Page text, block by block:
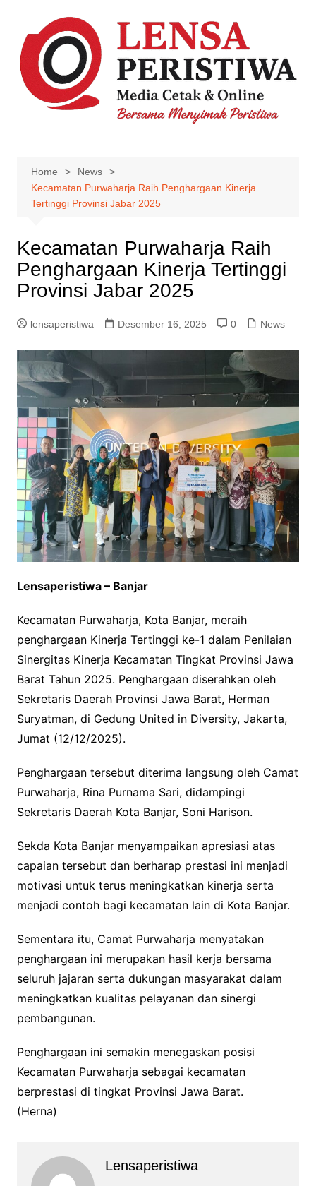
content
Home
News
Kecamatan Purwaharja Raih Penghargaan Kinerja
Tertinggi Provinsi Jabar 2025
Kecamatan Purwaharja Raih
Penghargaan Kinerja Tertinggi
Provinsi Jabar 2025
lensaperistiwa Desember 16, 2025 0 News
Lensaperistiwa – Banjar
Kecamatan Purwaharja, Kota Banjar, meraih
penghargaan Kinerja Tertinggi ke-1 dalam Penilaian
Sinergitas Kinerja Kecamatan Tingkat Provinsi Jawa
Barat Tahun 2025. Penghargaan diserahkan oleh
Sekretaris Daerah Provinsi Jawa Barat, Herman
Suryatman, di Gedung United in Diversity, Jakarta,
Jumat (12/12/2025).
Penghargaan tersebut diterima langsung oleh Camat
Purwaharja, Rina Purnama Sari, didampingi
Sekretaris Daerah Kota Banjar, Soni Harison.
Sekda Kota Banjar menyampaikan apresiasi atas
capaian tersebut dan berharap prestasi ini menjadi
motivasi untuk terus meningkatkan kinerja serta
menjadi contoh bagi kecamatan lain di Kota Banjar.
Sementara itu, Camat Purwaharja menyatakan
penghargaan ini merupakan hasil kerja bersama
seluruh jajaran serta dukungan masyarakat dalam
meningkatkan kualitas pelayanan dan sinergi
pembangunan.
Penghargaan ini semakin menegaskan posisi
Kecamatan Purwaharja sebagai kecamatan
berprestasi di tingkat Provinsi Jawa Barat.
(Herna)
Lensaperistiwa